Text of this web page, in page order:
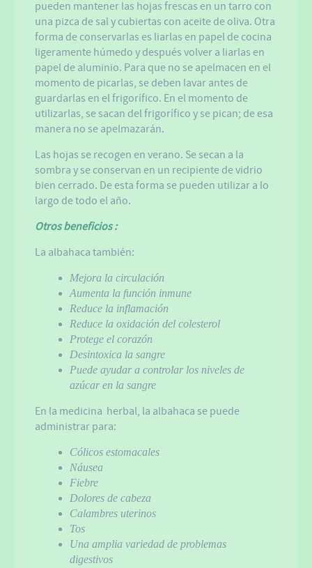
pueden mantener las hojas frescas en un tarro con
una pizca de sal y cubiertas con aceite de oliva. Otra
forma de conservarlas es liarlas en papel de cocina
ligeramente húmedo y después volver a liarlas en
papel de aluminio. Para que no se apelmacen en el
momento de picarlas, se deben lavar antes de
guardarlas en el frigorífico. En el momento de
utilizarlas, se sacan del frigorífico y se pican; de esa
manera no se apelmazarán.
Las hojas se recogen en verano. Se secan a la
sombra y se conservan en un recipiente de vidrio
bien cerrado. De esta forma se pueden utilizar a lo
largo de todo el año.
Otros beneficios :
La albahaca también:
Mejora la circulación
Aumenta la función inmune
Reduce la inflamación
Reduce la oxidación del colesterol
Protege el corazón
Desintoxica la sangre
Puede ayudar a controlar los niveles de
azúcar en la sangre
En la medicina herbal, la albahaca se puede
administrar para:
Cólicos estomacales
Náusea
Fiebre
Dolores de cabeza
Calambres uterinos
Tos
Una amplia variedad de problemas
digestivos